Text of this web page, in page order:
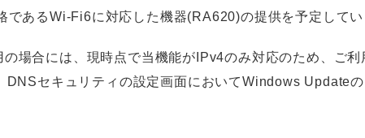
あるWi-Fi6に対応した機器(RA620)の提供を予定してい
場合には、現時点で当機能がIPv4のみ対応のため、ご
セキュリティの設定画面においてWindows Update